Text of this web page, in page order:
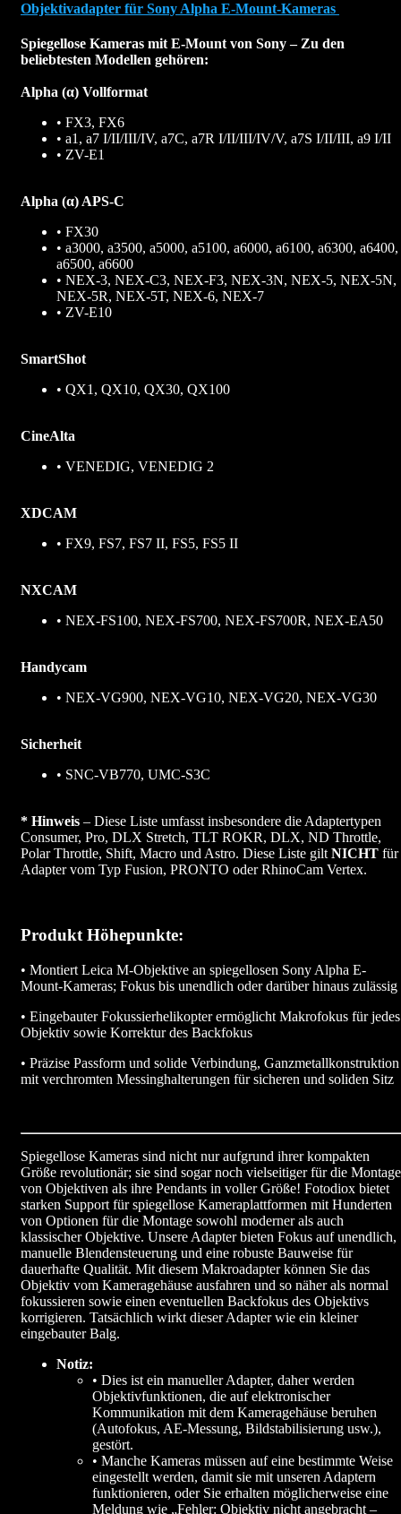
Objektivadapter für Sony Alpha E-Mount-Kameras
Spiegellose Kameras mit E-Mount von Sony – Zu den
beliebtesten Modellen gehören:
Alpha (α) Vollformat
• FX3, FX6
• a1, a7 I/II/III/IV, a7C, a7R I/II/III/IV/V, a7S I/II/III, a9 I/II
• ZV-E1
Alpha (α) APS-C
• FX30
• a3000, a3500, a5000, a5100, a6000, a6100, a6300, a6400,
a6500, a6600
• NEX-3, NEX-C3, NEX-F3, NEX-3N, NEX-5, NEX-5N,
NEX-5R, NEX-5T, NEX-6, NEX-7
• ZV-E10
SmartShot
• QX1, QX10, QX30, QX100
CineAlta
• VENEDIG, VENEDIG 2
XDCAM
• FX9, FS7, FS7 II, FS5, FS5 II
NXCAM
• NEX-FS100, NEX-FS700, NEX-FS700R, NEX-EA50
Handycam
• NEX-VG900, NEX-VG10, NEX-VG20, NEX-VG30
Sicherheit
• SNC-VB770, UMC-S3C
* Hinweis – Diese Liste umfasst insbesondere die Adaptertypen
Consumer, Pro, DLX Stretch, TLT ROKR, DLX, ND Throttle,
Polar Throttle, Shift, Macro und Astro. Diese Liste gilt NICHT für
Adapter vom Typ Fusion, PRONTO oder RhinoCam Vertex.
Produkt Höhepunkte:
• Montiert Leica M-Objektive an spiegellosen Sony Alpha E-
Mount-Kameras; Fokus bis unendlich oder darüber hinaus zulässig
• Eingebauter Fokussierhelikopter ermöglicht Makrofokus für jedes
Objektiv sowie Korrektur des Backfokus
• Präzise Passform und solide Verbindung, Ganzmetallkonstruktion
mit verchromten Messinghalterungen für sicheren und soliden Sitz
Spiegellose Kameras sind nicht nur aufgrund ihrer kompakten
Größe revolutionär; sie sind sogar noch vielseitiger für die Montage
von Objektiven als ihre Pendants in voller Größe! Fotodiox bietet
starken Support für spiegellose Kameraplattformen mit Hunderten
von Optionen für die Montage sowohl moderner als auch
klassischer Objektive. Unsere Adapter bieten Fokus auf unendlich,
manuelle Blendensteuerung und eine robuste Bauweise für
dauerhafte Qualität. Mit diesem Makroadapter können Sie das
Objektiv vom Kameragehäuse ausfahren und so näher als normal
fokussieren sowie einen eventuellen Backfokus des Objektivs
korrigieren. Tatsächlich wirkt dieser Adapter wie ein kleiner
eingebauter Balg.
Notiz:
• Dies ist ein manueller Adapter, daher werden
Objektivfunktionen, die auf elektronischer
Kommunikation mit dem Kameragehäuse beruhen
(Autofokus, AE-Messung, Bildstabilisierung usw.),
gestört.
• Manche Kameras müssen auf eine bestimmte Weise
eingestellt werden, damit sie mit unseren Adaptern
funktionieren, oder Sie erhalten möglicherweise eine
Meldung wie „Fehler: Objektiv nicht angebracht –